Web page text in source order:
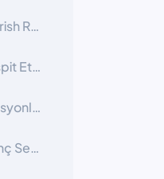
Ayı Yönlü Dönüş (Bearish Reversal)
Trend Dönüşlerini Tespit Etme Yöntemleri
Fiyat Hareketi Formasyonları (Price Action)
Kritik Destek ve Direnç Seviyeleri